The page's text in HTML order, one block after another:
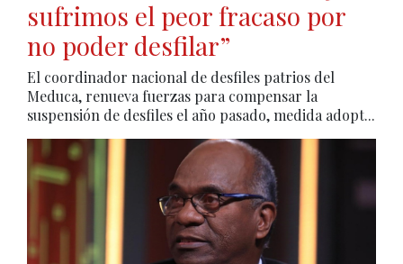
sufrimos el peor fracaso por
no poder desfilar”
El coordinador nacional de desfiles patrios del
Meduca, renueva fuerzas para compensar la
suspensión de desfiles el año pasado, medida adopt...